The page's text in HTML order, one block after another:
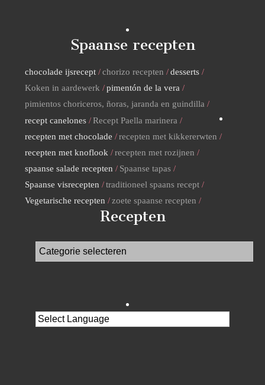
Spaanse recepten
chocolade ijsrecept chorizo recepten
desserts
Koken in aardewerk
pimentón de la vera
pimientos choriceros, ñoras, jaranda en guindilla
recept canelones
Recept Paella marinera
recepten met chocolade
recepten met kikkererwten
recepten met knoflook
recepten met rozijnen
spaanse salade recepten
Spaanse tapas
Spaanse visrecepten
traditioneel spaans recept
Vegetarische recepten
zoete spaanse recepten
Recepten